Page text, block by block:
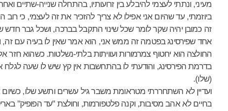
מעיני, ונתתי לעצמי להיבלע בין זרועותיו, בהתחלה שנייה-שתיים
ביוזמתי, עד שהיום אני אפילו לא צריך להזכיר את זה לעצמי, כי רוב
זה כמובן יהיה שקר לומר שכל שינוי התקבל בברכה, ושכל גבר
אחד שפירסינג בפטמה זה ממש אני, הוא אמר שאין לו בעיה עם
החולצה הוא יחטוף צמרמורות ועוויתות בלתי-נשלטות. כשהוא חזר
בדרמת הפירסינג, והודעתי לו בהתחשבות אין קץ שיש לו שעה לגלח
(שלו).
ועדיין לא השתחררתי מטראומת משבר גיל עשרים ותשע שלו,
בחיים לא אהב מסיבות, וקנה פלטפורמות, וחולצת "עד הפופיק"